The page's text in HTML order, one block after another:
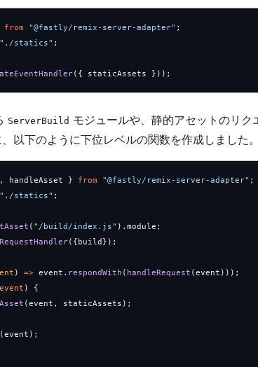
from "@fastly/remix-server-adapter" ;
"./statics" ;
({ staticAssets }));
ServerBuild モジュールや、静的アセットのリ
以下のように下位レベルの関数を作成しました。
handleAsset } from "@fastly/remix-server-adapter" ;
"./statics" ;
( "/build/index.js" ).module;
({build});
) => event. respondWith ( handleRequest (event)));
event ) {
(event, staticAssets);
(event);